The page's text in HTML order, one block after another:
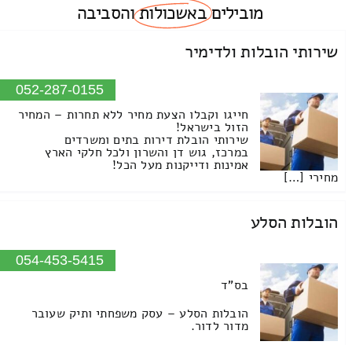
מוביליםבאשכולותוהסביבה
שירותי הובלות ולדימיר
052-287-0155
חייגו וקבלו הצעת מחיר ללא תחרות – המחיר
הזול בישראל!
שירותי הובלת דירות בתים ומשרדים
במרכז, גוש דן והשרון ולכל חלקי הארץ
אמינות ודייקנות מעל הכל!
מחירי […]
הובלות הסלע
054-453-5415
בס"ד
הובלות הסלע – עסק משפחתי ותיק שעובר
מדור לדור.